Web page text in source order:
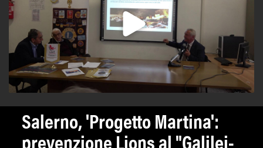
Salerno, 'Progetto Martina':